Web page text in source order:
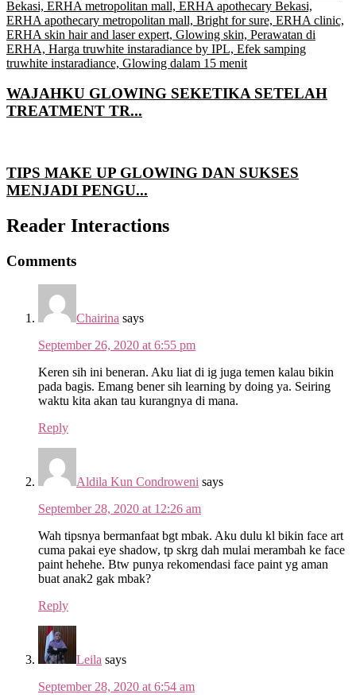
WAJAHKU GLOWING SEKETIKA SETELAH
TREATMENT TR...
TIPS MAKE UP GLOWING DAN SUKSES
MENJADI PENGU...
Reader Interactions
Comments
Chairina says
September 26, 2020 at 6:55 pm
Keren sih ini beneran. Aku liat di ig juga temen kalau bikin
pada bagis. Emang bener sih learning by doing ya. Seiring
waktu kita akan tau kurangnya di mana.
Reply
Aldila Kun Condroweni says
September 28, 2020 at 12:26 am
Wah tipsnya bermanfaat bgt mbak. Aku dulu kl bikin face art
cuma pakai eye shadow, tp skrg dah mulai merambah ke face
paint hehehe. Btw punya rekomendasi face paint yg aman
buat anak2 gak mbak?
Reply
Leila says
September 28, 2020 at 6:54 am